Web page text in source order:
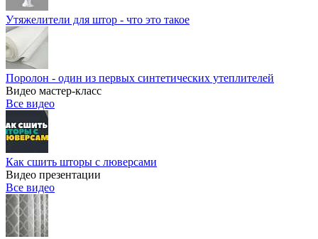
Утяжелители для штор - что это такое
Поролон - один из первых синтетических утеплителей
Видео мастер-класс
Все видео
Как сшить шторы с люверсами
Видео презентации
Все видео